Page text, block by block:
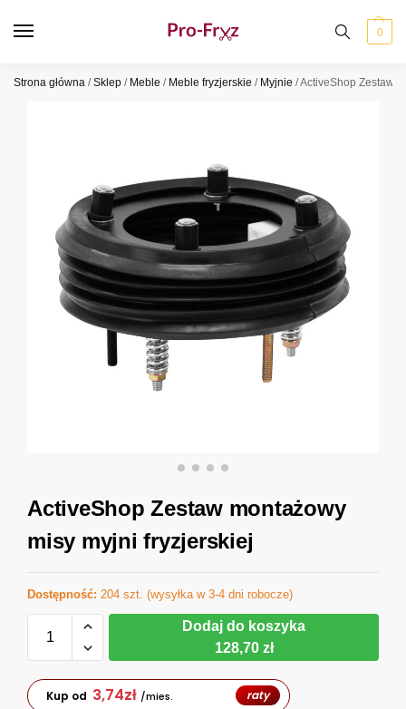
0
Strona główna /Sklep / Meble / Meble fryzjerskie / Myjnie /ActiveShop Zestaw
ActiveShop Zestaw montażowy
misy myjni fryzjerskiej
Dostępność: 204 szt. (wysyłka w 3-4 dni robocze)
Dodaj do koszyka
128,70 zł
Kup od 3,74zł /mies. raty